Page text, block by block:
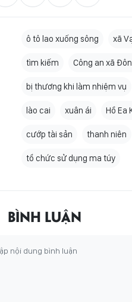
ô tô lao xuống sông xã
tìm kiếm Công an xã
bị thương khi làm nhiệm vụ
lào cai xuân ái Hồ Ea
cướp tài sản thanh niên
tổ chức sử dụng ma túy
BÌNH LUẬN